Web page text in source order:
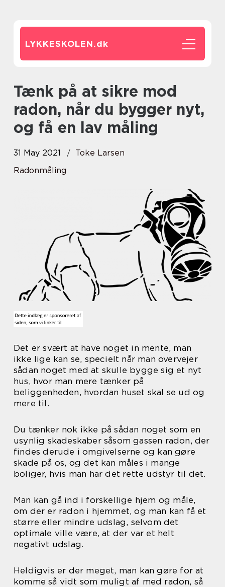
LYKKESKOLEN.dk
Tænk på at sikre mod
radon, når du bygger nyt,
og få en lav måling
31 May 2021
Toke Larsen
Radonmåling
Det er svært at have noget in mente, man
ikke lige kan se, specielt når man overvejer
sådan noget med at skulle bygge sig et nyt
hus, hvor man mere tænker på
beliggenheden, hvordan huset skal se ud og
mere til.
Du tænker nok ikke på sådan noget som en
usynlig skadeskaber såsom gassen radon, der
findes derude i omgivelserne og kan gøre
skade på os, og det kan måles i mange
boliger, hvis man har det rette udstyr til det.
Man kan gå ind i forskellige hjem og måle,
om der er radon i hjemmet, og man kan få et
større eller mindre udslag, selvom det
optimale ville være, at der var et helt
negativt udslag.
Heldigvis er der meget, man kan gøre for at
komme så vidt som muligt af med radon, så